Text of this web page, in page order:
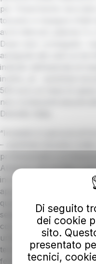
per l’inserimento
toscane si impegna infatti
avrà ottenuto patente D
Dopo aver conseguito i
assegnati alle sedi sul
indicato dall’azienda di
inoltre, at – autolinee
500 euro al mese le
neo-conducenti assunti
Distretto Italia.
“Investire in percorsi di
– autolinee toscane
professioniste e
Abbiamo riformulato il
incontro alle esigenze
approccio che sta
quantità di domande
selezione. Abbiamo
con le Scuole dei Mestieri
un’opportunità ai giovani
tecnico-specialistiche
felici di far parte del
Di seguito
dei cookie
sito.
presentato
tecnici,